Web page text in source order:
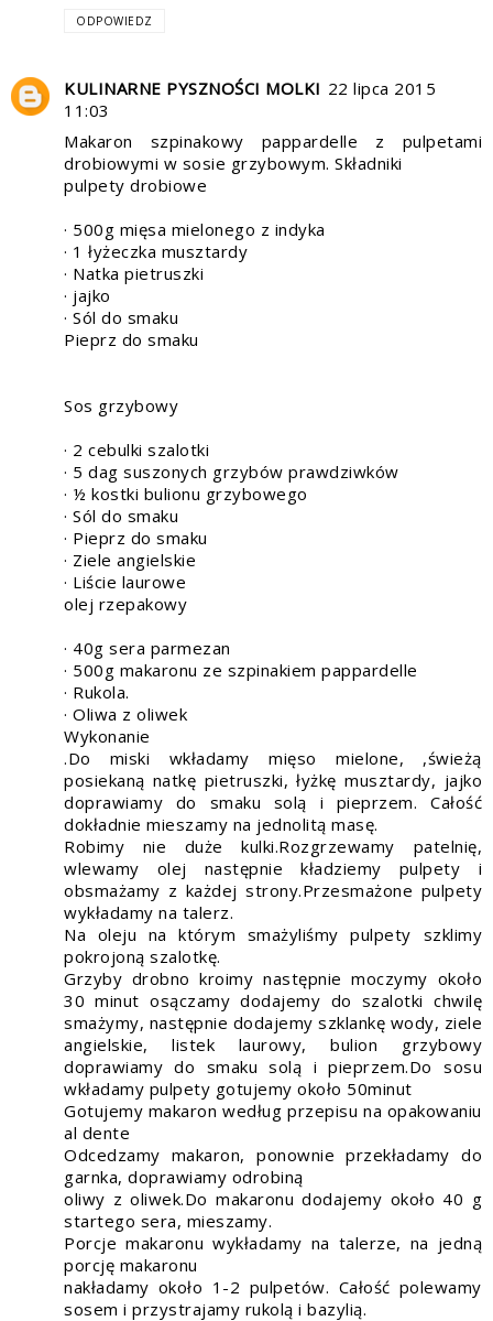
ODPOWIEDZ
KULINARNE PYSZNOŚCI MOLKI 22 lipca 2015
11:03
Makaron szpinakowy pappardelle z pulpetami
drobiowymi w sosie grzybowym. Składniki
pulpety drobiowe
· 500g mięsa mielonego z indyka
· 1 łyżeczka musztardy
· Natka pietruszki
· jajko
· Sól do smaku
Pieprz do smaku
Sos grzybowy
· 2 cebulki szalotki
· 5 dag suszonych grzybów prawdziwków
· ½ kostki bulionu grzybowego
· Sól do smaku
· Pieprz do smaku
· Ziele angielskie
· Liście laurowe
olej rzepakowy
· 40g sera parmezan
· 500g makaronu ze szpinakiem pappardelle
· Rukola.
· Oliwa z oliwek
Wykonanie
.Do miski wkładamy mięso mielone, ,świeżą
posiekaną natkę pietruszki, łyżkę musztardy, jajko
doprawiamy do smaku solą i pieprzem. Całość
dokładnie mieszamy na jednolitą masę.
Robimy nie duże kulki.Rozgrzewamy patelnię,
wlewamy olej następnie kładziemy pulpety i
obsmażamy z każdej strony.Przesmażone pulpety
wykładamy na talerz.
Na oleju na którym smażyliśmy pulpety szklimy
pokrojoną szalotkę.
Grzyby drobno kroimy następnie moczymy około
30 minut osączamy dodajemy do szalotki chwilę
smażymy, następnie dodajemy szklankę wody, ziele
angielskie, listek laurowy, bulion grzybowy
doprawiamy do smaku solą i pieprzem.Do sosu
wkładamy pulpety gotujemy około 50minut
Gotujemy makaron według przepisu na opakowaniu
al dente
Odcedzamy makaron, ponownie przekładamy do
garnka, doprawiamy odrobiną
oliwy z oliwek.Do makaronu dodajemy około 40 g
startego sera, mieszamy.
Porcje makaronu wykładamy na talerze, na jedną
porcję makaronu
nakładamy około 1-2 pulpetów. Całość polewamy
sosem i przystrajamy rukolą i bazylią.